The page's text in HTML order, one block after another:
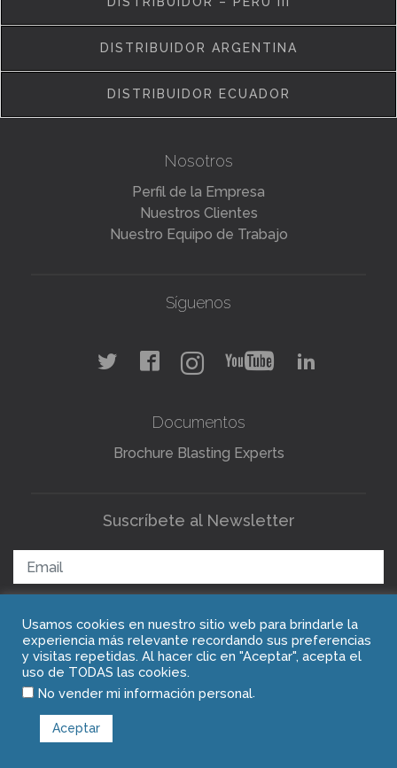
DISTRIBUIDOR ARGENTINA
DISTRIBUIDOR ECUADOR
Nosotros
Perfil de la Empresa
Nuestros Clientes
Nuestro Equipo de Trabajo
Síguenos
Documentos
Brochure Blasting Experts
Suscríbete al Newsletter
ENVIAR
Copyright © 2021 Blasting Experts
Usamos cookies en nuestro sitio web para brindarle la
experiencia más relevante recordando sus preferencias
y visitas repetidas. Al hacer clic en "Aceptar", acepta el
uso de TODAS las cookies.
No vender mi información personal.
Aceptar